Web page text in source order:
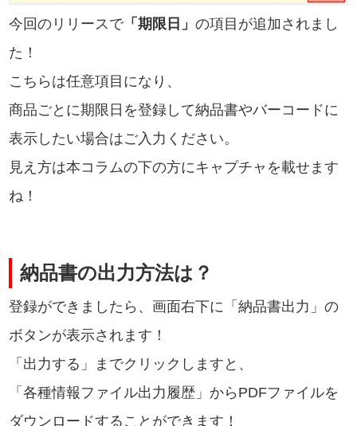
今回のリリースで「期限日」の項目が追加されまし
た！
こちらは任意項目になり、
商品ごとに期限日を登録して納品書やバーコードに
表示したい場合はご入力ください。
見え方は本コラムの下の方にキャプチャを載せます
ね！
納品書の出力方法は？
登録ができましたら、画面右下に「納品書出力」の
ボタンが表示されます！
「出力する」までクリックしますと、
「各種情報ファイル出力履歴」からPDFファイルを
ダウンロードすることができます！